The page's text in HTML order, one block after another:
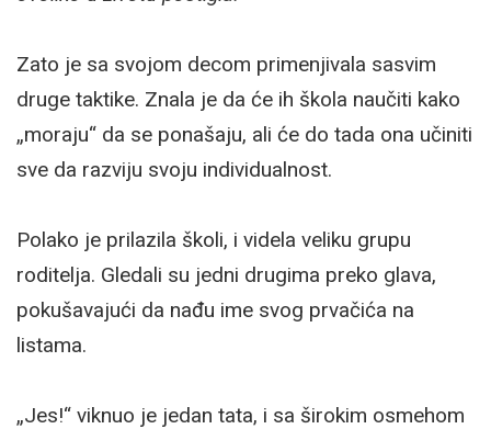
Zato je sa svojom decom primenjivala sasvim
druge taktike. Znala je da će ih škola naučiti kako
„moraju“ da se ponašaju, ali će do tada ona učiniti
sve da razviju svoju individualnost.
Polako je prilazila školi, i videla veliku grupu
roditelja. Gledali su jedni drugima preko glava,
pokušavajući da nađu ime svog prvačića na
listama.
„Jes!“ viknuo je jedan tata, i sa širokim osmehom